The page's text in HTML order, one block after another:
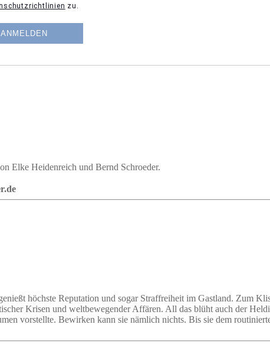
Elke Heidenreich und Bernd Schroeder.
höchste Reputation und sogar Straffreiheit im Gastland. Zum
Krisen und weltbewegender Affären. All das blüht auch der
vorstellte. Bewirken kann sie nämlich nichts. Bis sie dem